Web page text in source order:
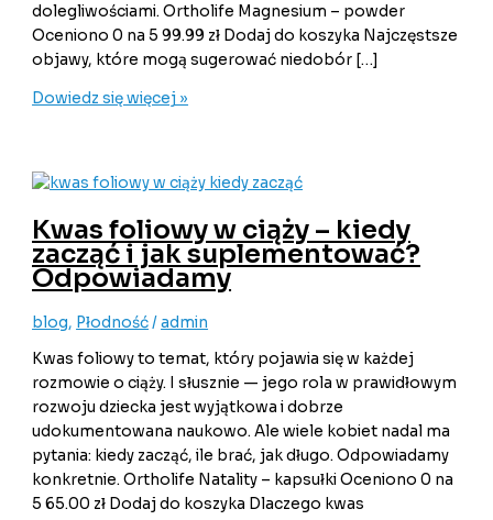
dolegliwościami. Ortholife Magnesium – powder
Oceniono 0 na 5 99.99 zł Dodaj do koszyka Najczęstsze
objawy, które mogą sugerować niedobór […]
Dowiedz się więcej »
Kwas foliowy w ciąży – kiedy
zacząć i jak suplementować?
Odpowiadamy
blog, Płodność/admin
Kwas foliowy to temat, który pojawia się w każdej
rozmowie o ciąży. I słusznie — jego rola w prawidłowym
rozwoju dziecka jest wyjątkowa i dobrze
udokumentowana naukowo. Ale wiele kobiet nadal ma
pytania: kiedy zacząć, ile brać, jak długo. Odpowiadamy
konkretnie. Ortholife Natality – kapsułki Oceniono 0 na
5 65.00 zł Dodaj do koszyka Dlaczego kwas